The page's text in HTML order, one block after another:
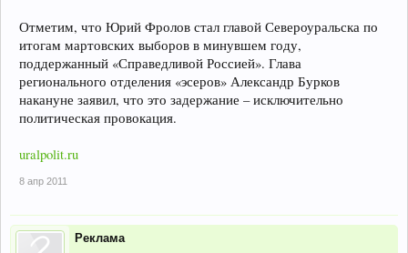
Отметим, что Юрий Фролов стал главой Североуральска по
итогам мартовских выборов в минувшем году,
поддержанный «Справедливой Россией». Глава
регионального отделения «эсеров» Александр Бурков
накануне заявил, что это задержание – исключительно
политическая провокация.
uralpolit.ru
8 апр 2011
Реклама